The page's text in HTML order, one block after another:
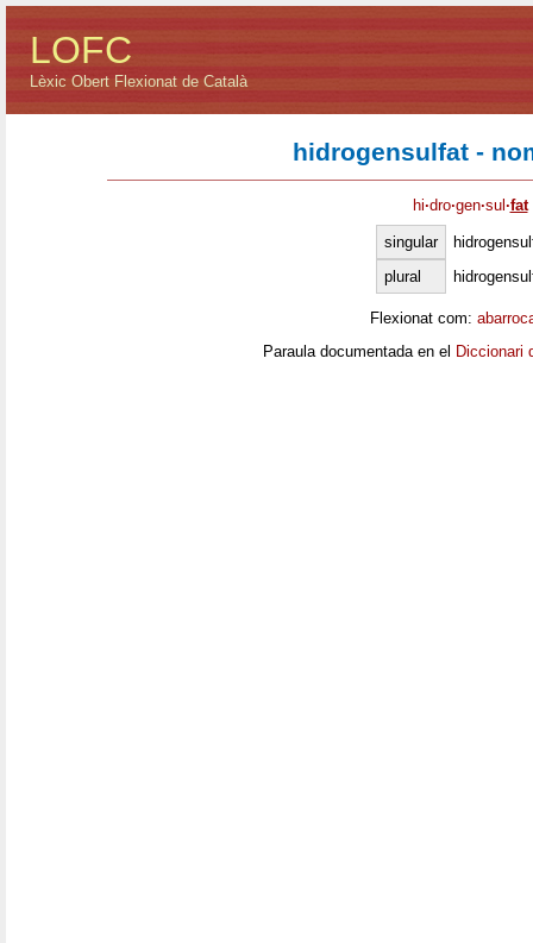
LOFC
Lèxic Obert Flexionat de Català
hidrogensulfat -
hi·dro·gen·sul ·fat
singular
plural
Flexionat com:
Paraula documentada en el Diccionari